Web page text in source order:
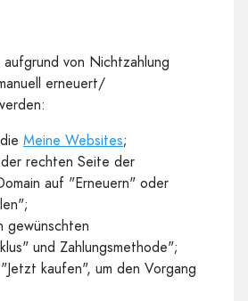
von Nichtzahlung
erneuert/
Meine Websites;
rechten Seite der
auf "Erneuern" oder
gewünschten
und Zahlungsmethode";
kaufen", um den Vorgang